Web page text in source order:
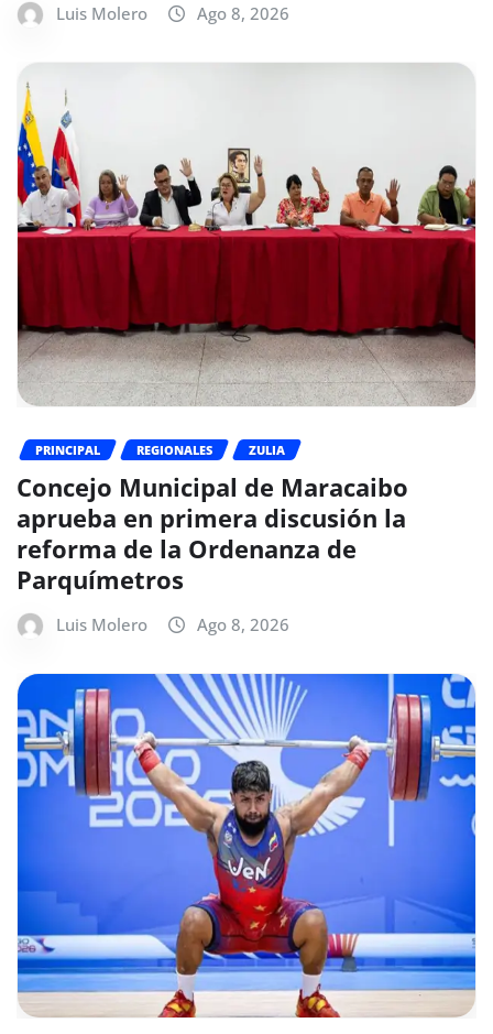
Luis Molero Ago 8, 2026
PRINCIPAL REGIONALES ZULIA
Concejo Municipal de Maracaibo
aprueba en primera discusión la
reforma de la Ordenanza de
Parquímetros
Luis Molero Ago 8, 2026